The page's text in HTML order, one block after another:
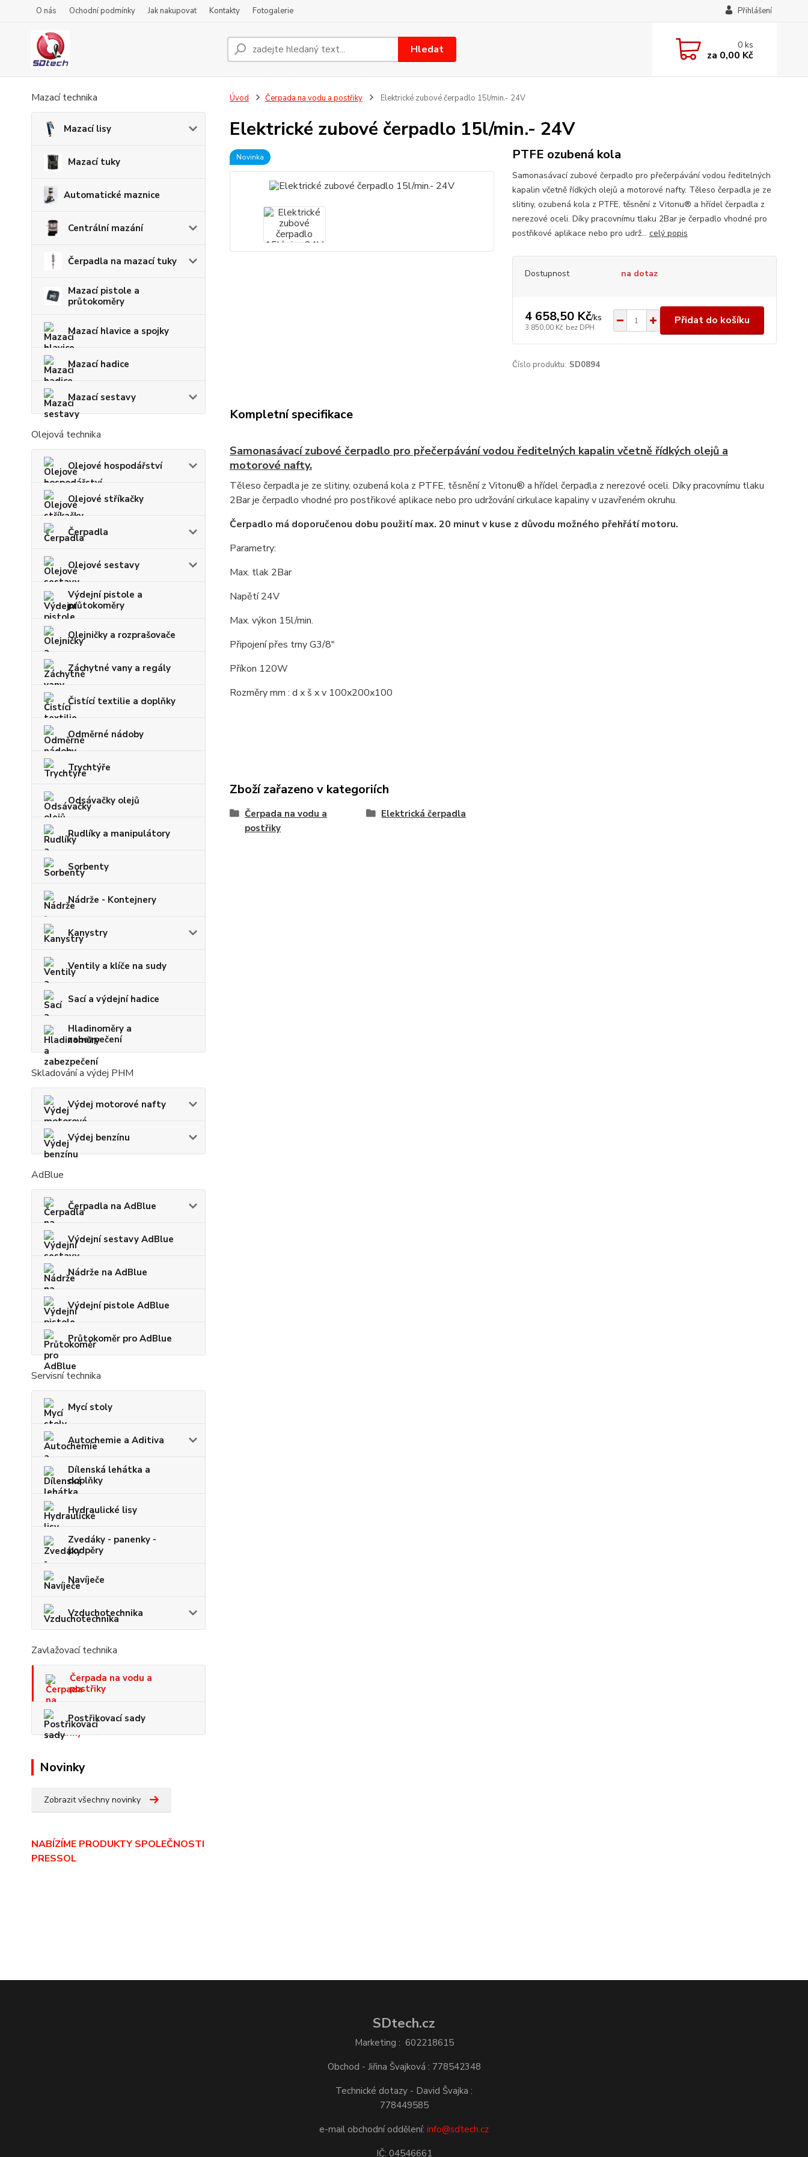
O nás Ochodní podmínky Jak nakupovat Kontakty Fotogalerie Přihlášení
Hledat 0ks
za 0,00 Kč
Mazací technika
Mazací lisy
Mazací tuky
Automatické maznice
Centrální mazání
Čerpadla na mazací tuky
Mazací pistole a
průtokoměry
Mazací hlavice a spojky
Mazací hadice
Mazací sestavy
Olejová technika
Olejové hospodářství
Olejové stříkačky
Čerpadla
Olejové sestavy
Výdejní pistole a
průtokoměry
Olejničky a rozprašovače
Záchytné vany a regály
Čistící textilie a doplňky
Odměrné nádoby
Trychtýře
Odsávačky olejů
Rudlíky a manipulátory
Sorbenty
Nádrže - Kontejnery
Kanystry
Ventily a klíče na sudy
Sací a výdejní hadice
Hladinoměry a
zabezpečení
Skladování a výdej PHM
Výdej motorové nafty
Výdej benzínu
AdBlue
Čerpadla na AdBlue
Výdejní sestavy AdBlue
Nádrže na AdBlue
Výdejní pistole AdBlue
Průtokoměr pro AdBlue
Servisní technika
Mycí stoly
Autochemie a Aditiva
Dílenská lehátka a
doplňky
Hydraulické lisy
Zvedáky - panenky -
podpěry
Navíječe
Vzduchotechnika
Zavlažovací technika
Čerpada na vodu a
postřiky
Postřikovací sady
Novinky
Zobrazit všechny novinky
NABÍZÍME PRODUKTY SPOLEČNOSTI
PRESSOL
Úvod Čerpada na vodu a postřiky Elektrické zubové čerpadlo 15l/min.- 24V
Elektrické zubové čerpadlo 15l/min.- 24V
Novinka PTFE ozubená kola
Samonasávací zubové čerpadlo pro přečerpávání vodou ředitelných
kapalin včetně řídkých olejů a motorové nafty. Těleso čerpadla je ze
slitiny, ozubená kola z PTFE, těsnění z Vitonu® a hřídel čerpadla z
nerezové oceli. Díky pracovnímu tlaku 2Bar je čerpadlo vhodné pro
postřikové aplikace nebo pro udrž... celý popis
Dostupnost na dotaz
4 658,50 Kč/ks
3 850,00 Kč bez DPH
Přidat do košíku
Číslo produktu: SD0894
Kompletní specifikace
Samonasávací zubové čerpadlo pro přečerpávání vodou ředitelných kapalin včetně řídkých olejů a
motorové nafty.
Těleso čerpadla je ze slitiny, ozubená kola z PTFE, těsnění z Vitonu® a hřídel čerpadla z nerezové oceli. Díky pracovnímu tlaku
2Bar je čerpadlo vhodné pro postřikové aplikace nebo pro udržování cirkulace kapaliny v uzavřeném okruhu.
Čerpadlo má doporučenou dobu použití max. 20 minut v kuse z důvodu možného přehřátí motoru.
Parametry:
Max. tlak 2Bar
Napětí 24V
Max. výkon 15l/min.
Připojení přes trny G3/8"
Příkon 120W
Rozměry mm : d x š x v 100x200x100
Zboží zařazeno v kategoriích
Čerpada na vodu a
postřiky
Elektrická čerpadla
SDtech.cz
Marketing : 602218615
Obchod - Jiřina Švajková : 778542348
Technické dotazy - David Švajka :
778449585
e-mail obchodní oddělení: info@sdtech.cz
IČ: 04546661